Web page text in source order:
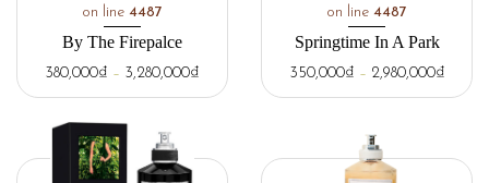
on line 4487
By The Firepalce
380,000₫ – 3,280,000₫
on line 4487
Springtime In A Park
350,000₫ – 2,980,000₫